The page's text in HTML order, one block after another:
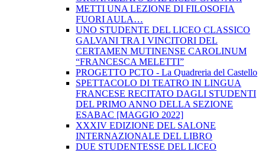
METTI UNA LEZIONE DI FILOSOFIA
FUORI AULA…
UNO STUDENTE DEL LICEO CLASSICO
GALVANI TRA I VINCITORI DEL
CERTAMEN MUTINENSE CAROLINUM
“FRANCESCA MELETTI”
PROGETTO PCTO - La Quadreria del Castello
SPETTACOLO DI TEATRO IN LINGUA
FRANCESE RECITATO DAGLI STUDENTI
DEL PRIMO ANNO DELLA SEZIONE
ESABAC [MAGGIO 2022]
XXXIV EDIZIONE DEL SALONE
INTERNAZIONALE DEL LIBRO
DUE STUDENTESSE DEL LICEO